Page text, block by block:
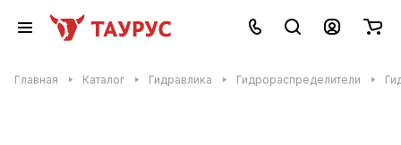
Главная Каталог Гидравлика Гидрораспределители